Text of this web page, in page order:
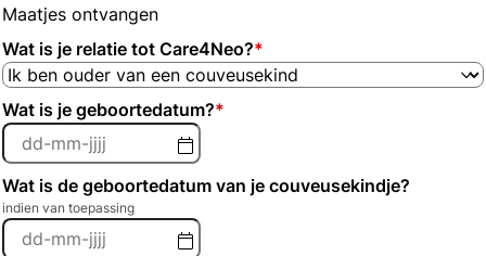
Maatjes ontvangen
Wat is je relatie tot Care4Neo?*
Wat is je geboortedatum?*
Wat is de geboortedatum van je couveusekindje?
indien van toepassing